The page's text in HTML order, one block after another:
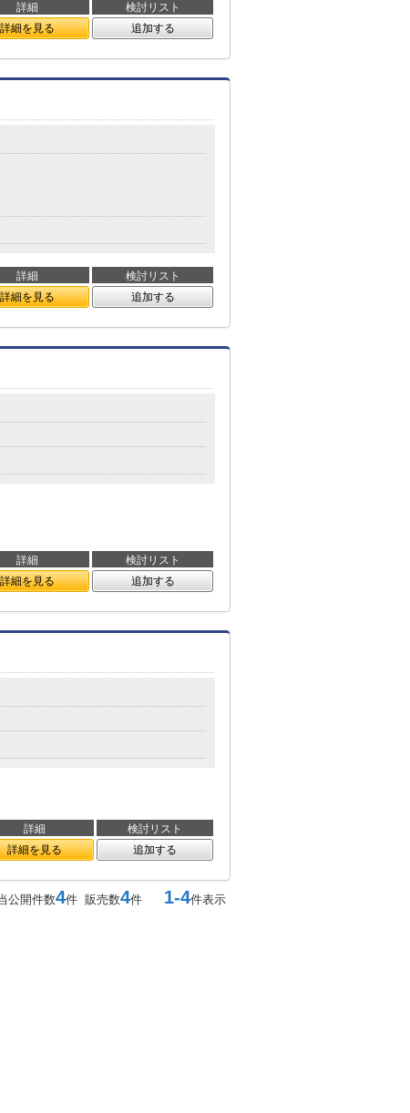
詳細
検討リスト
詳細を見る 追加する
詳細
検討リスト
詳細を見る 追加する
詳細
検討リスト
詳細を見る 追加する
詳細
検討リスト
詳細を見る 追加する
公開件数4件 販売数4件 1-4件表示